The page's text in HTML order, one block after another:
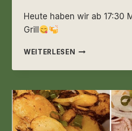
Heute haben wir ab 17:30
Grill
WEITERLESEN FREITAG